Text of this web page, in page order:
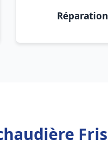
Réparation